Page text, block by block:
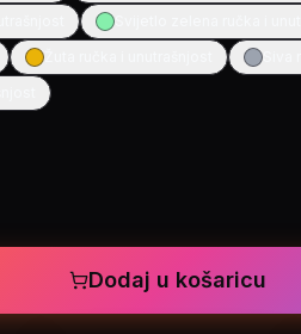
Dodaj u košaricu